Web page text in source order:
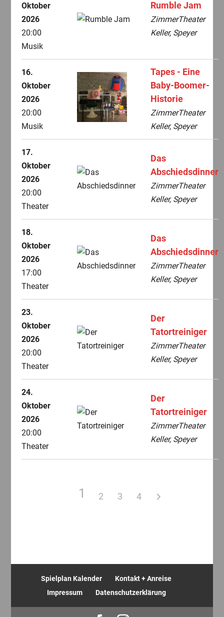
Oktober
2026
20:00
Musik
Rumble Jam
ZimmerTheater
Keller, Speyer
16.
Oktober
2026
20:00
Musik
Tapes - Eine
Baby-Boomer-
Historie
ZimmerTheater
Keller, Speyer
17.
Oktober
2026
20:00
Theater
Das
Abschiedsdinner
ZimmerTheater
Keller, Speyer
18.
Oktober
2026
17:00
Theater
Das
Abschiedsdinner
ZimmerTheater
Keller, Speyer
23.
Oktober
2026
20:00
Theater
Der
Tatortreiniger
ZimmerTheater
Keller, Speyer
24.
Oktober
2026
20:00
Theater
Der
Tatortreiniger
ZimmerTheater
Keller, Speyer
1 2 3 4
Spielplan Kalender
Kontakt + Anreise
Impressum
Datenschutzerklärung